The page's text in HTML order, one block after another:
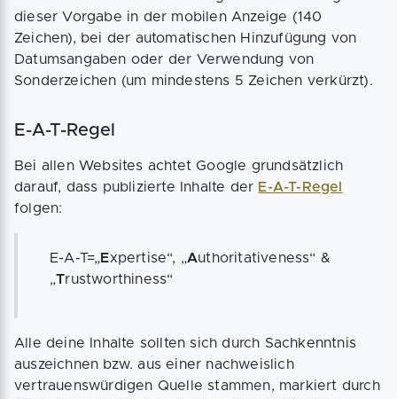
dieser Vorgabe in der mobilen Anzeige (140
Zeichen), bei der automatischen Hinzufügung von
Datumsangaben oder der Verwendung von
Sonderzeichen (um mindestens 5 Zeichen verkürzt).
E-A-T-Regel
Bei allen Websites achtet Google grundsätzlich
darauf, dass publizierte Inhalte der E-A-T-Regel
folgen:
E-A-T=„ Expertise“, „Authoritativeness“ &
„Trustworthiness“
Alle deine Inhalte sollten sich durch Sachkenntnis
auszeichnen bzw. aus einer nachweislich
vertrauenswürdigen Quelle stammen, markiert durch